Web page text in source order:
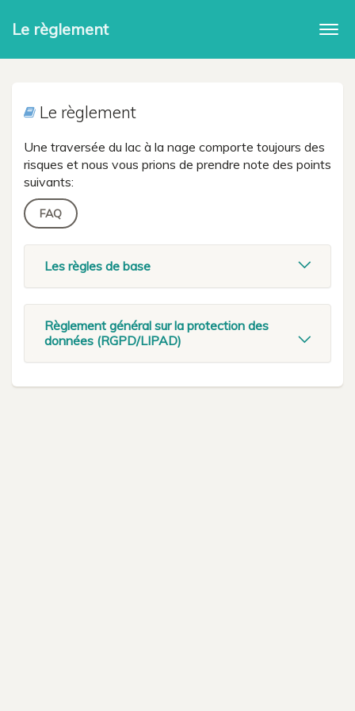
Le règlement
Le règlement
Une traversée du lac à la nage comporte toujours des
risques et nous vous prions de prendre note des points
suivants:
FAQ
Les règles de base
Règlement général sur la protection des
données (RGPD/LIPAD)